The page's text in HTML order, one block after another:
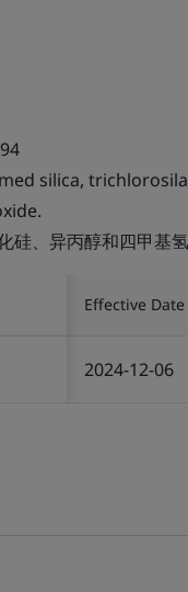
silica,
、异丙醇和四甲基氢
Effective Date
2024-12-06